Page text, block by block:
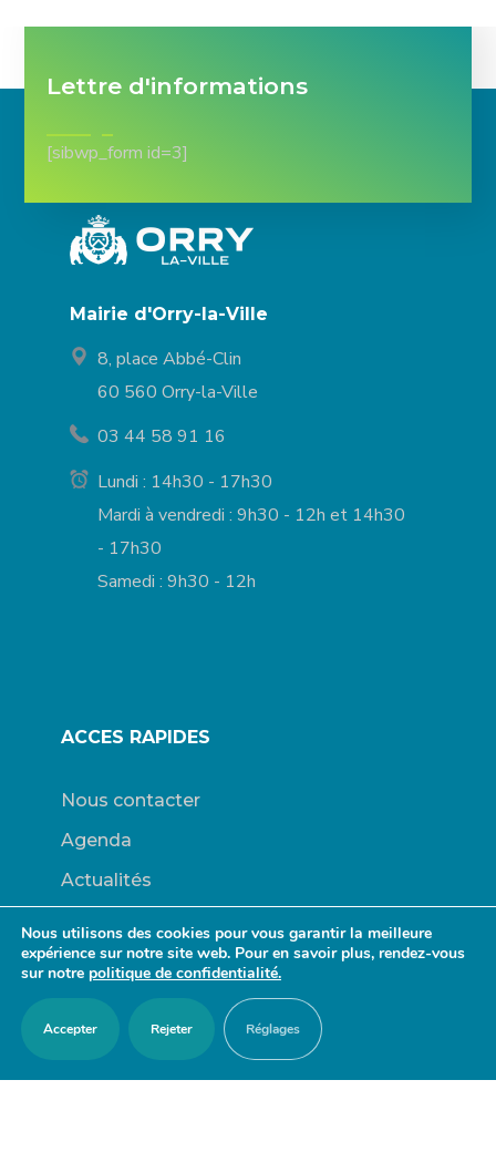
Lettre d'informations
[sibwp_form id=3]
Mairie d'Orry-la-Ville
8, place Abbé-Clin
60 560 Orry-la-Ville
03 44 58 91 16
Lundi : 14h30 - 17h30
Mardi à vendredi : 9h30 - 12h et 14h30
- 17h30
Samedi : 9h30 - 12h
ACCES RAPIDES
Nous contacter
Agenda
Actualités
Découvrir Orry-la-Ville
Bulletins Municipaux
RESTER EN CONTACT
Nous utilisons des cookies pour vous garantir la meilleure
expérience sur notre site web. Pour en savoir plus, rendez-vous
sur notre politique de confidentialité.
Accepter Rejeter Réglages